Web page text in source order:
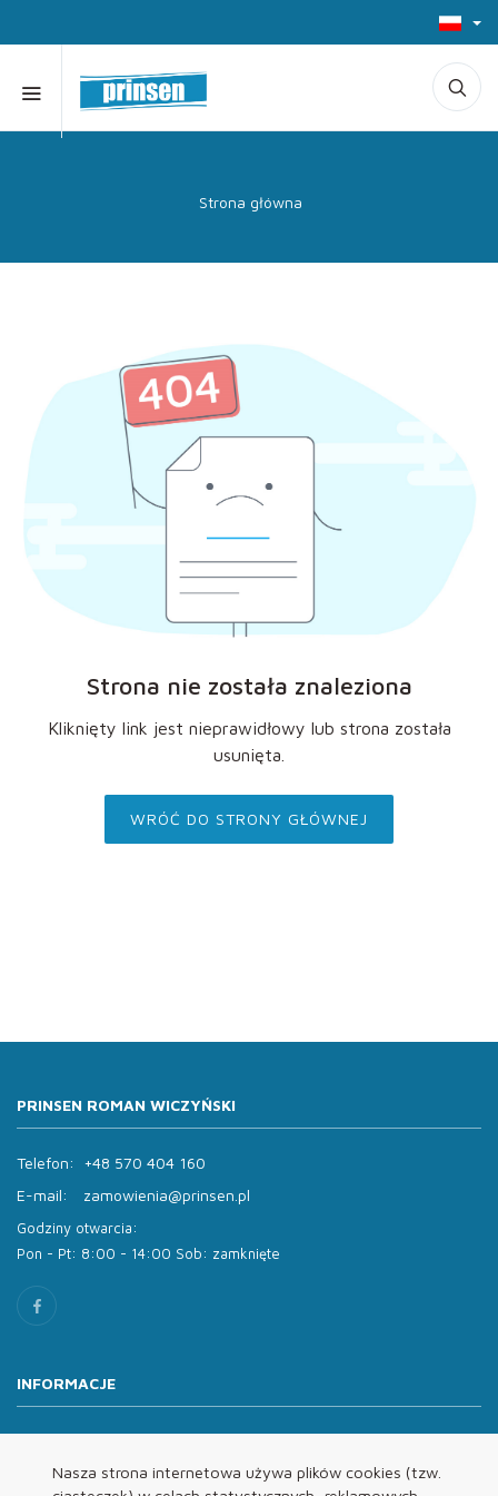
Nasza strona internetowa używa plików cookies (tzw.
Strona główna
Strona nie została znaleziona
Kliknięty link jest nieprawidłowy lub strona została
usunięta.
WRÓĆ DO STRONY GŁÓWNEJ
PRINSEN ROMAN WICZYŃSKI
Telefon:
+48 570 404 160
E-mail:
zamowienia@prinsen.pl
Godziny otwarcia:
Pon - Pt: 8:00 - 14:00 Sob: zamknięte
INFORMACJE
Oferta